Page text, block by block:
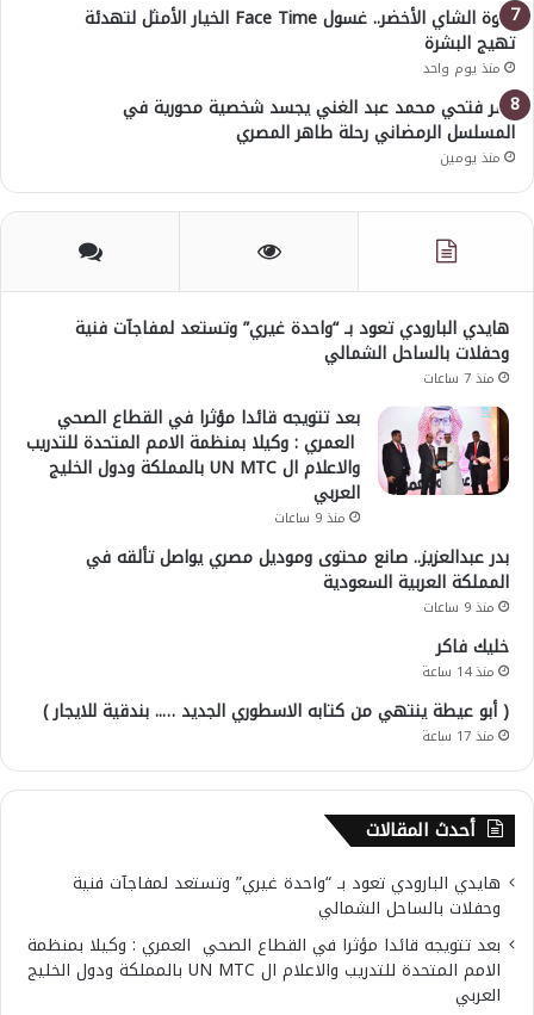
قوة الشاي الأخضر.. غسول Face Time الخيار الأمثل لتهدئة
تهيج البشرة
منذ يوم واحد
عمر فتحي محمد عبد الغني يجسد شخصية محورية في
المسلسل الرمضاني رحلة طاهر المصري
منذ يومين
هايدي البارودي تعود بـ “واحدة غيري” وتستعد لمفاجآت فنية
وحفلات بالساحل الشمالي
منذ 7 ساعات
بعد تتويجه قائدا مؤثرا في القطاع الصحي
العمري : وكيلا بمنظمة الامم المتحدة للتدريب
والاعلام ال UN MTC بالمملكة ودول الخليج
العربي
منذ 9 ساعات
بدر عبدالعزيز.. صانع محتوى وموديل مصري يواصل تألقه في
المملكة العربية السعودية
منذ 9 ساعات
خليك فاكر
منذ 14 ساعة
( أبو عيطة ينتهي من كتابه الاسطوري الجديد ….. بندقية للايجار )
منذ 17 ساعة
أحدث المقالات
هايدي البارودي تعود بـ “واحدة غيري” وتستعد لمفاجآت فنية
وحفلات بالساحل الشمالي
بعد تتويجه قائدا مؤثرا في القطاع الصحي العمري : وكيلا بمنظمة
الامم المتحدة للتدريب والاعلام ال UN MTC بالمملكة ودول الخليج
العربي